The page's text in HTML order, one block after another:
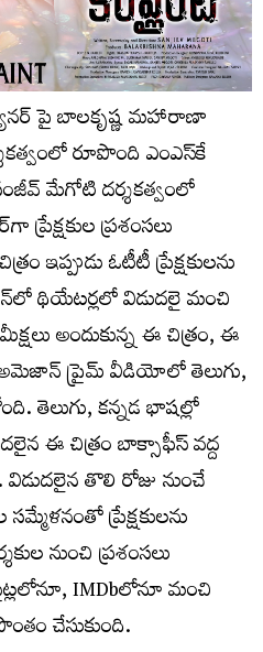
పై బాలకృష్ణ మహారాణా
రూపొంది ఎంఎస్‌కే
మేగోటి దర్శకత్వంలో
ప్రశంసలు
ఇప్పుడు ఓటీటీ ప్రేక్షకులను
థియేటర్లలో విడుదలై మంచి
అందుకున్న ఈ చిత్రం, ఈ
అమెజాన్ ప్రైమ్ వీడియోలో తెలుగు,
తెలుగు, కన్నడ భాష‌ల్లో
ఈ చిత్రం బాక్సాఫీస్ వద్ద
తొలి రోజు నుంచే
ప్రేక్షకులను
నుంచి ప్రశంసలు
IMDbలోనూ మంచి
చేసుకుంది.